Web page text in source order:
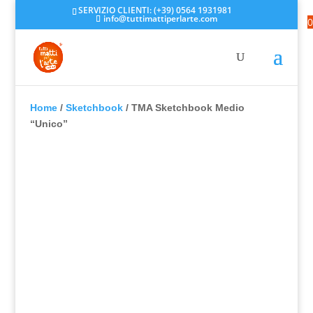
SERVIZIO CLIENTI: (+39) 0564 1931981
info@tuttimattiperlarte.com
Home/ Sketchbook/ TMA Sketchbook Medio
“Unico”
0